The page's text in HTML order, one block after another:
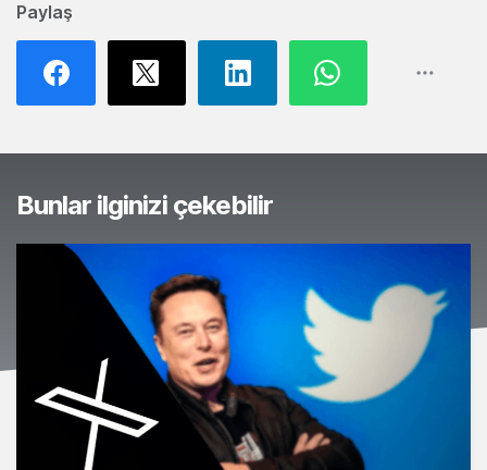
Paylaş
Bunlar ilginizi çekebilir